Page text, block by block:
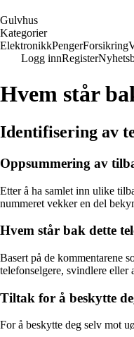
Gulvhus
Kategorier
ElektronikkPengerForsikring
Logg innRegister
Hvem står
Identifisering av
Oppsummering av
Etter å ha samlet inn ulike
nummeret vekker en del
Hvem står bak dette
Basert på de kommentarene
telefonselgere, svindlere eller
Tiltak for å beskytte
For å beskytte deg selv mot